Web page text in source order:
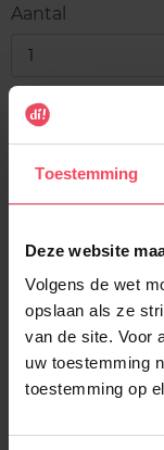
Toestemming
Deze website
Volgens de wet
opslaan als ze
van de site. Voor
uw toestemming
toestemming op
Aantal
1
Levering
Voorradig
Gratis levering
Gratis retour
Verzending